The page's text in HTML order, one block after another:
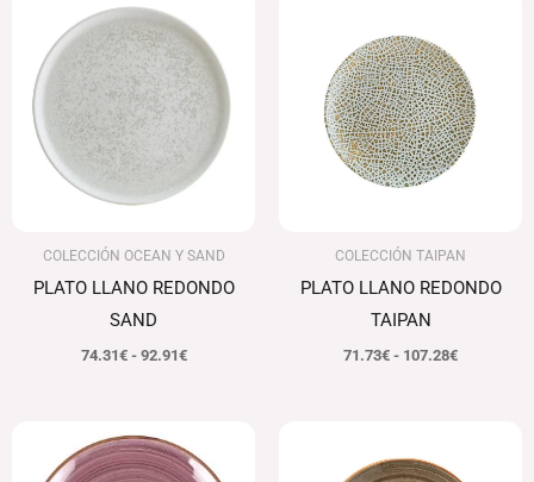
COLECCIÓN OCEAN Y SAND
PLATO LLANO REDONDO
SAND
74.31€ - 92.91€
precios:
desde
74.31€
hasta
92.91€
COLECCIÓN TAIPAN
PLATO LLANO REDONDO
TAIPAN
71.73€ - 107.28€
desde
71.73€
hasta
107.28€